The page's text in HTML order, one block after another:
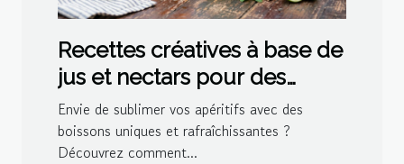
Recettes créatives à base de
jus et nectars pour des
cocktails maison
Envie de sublimer vos apéritifs avec des
boissons uniques et rafraîchissantes ?
Découvrez comment...